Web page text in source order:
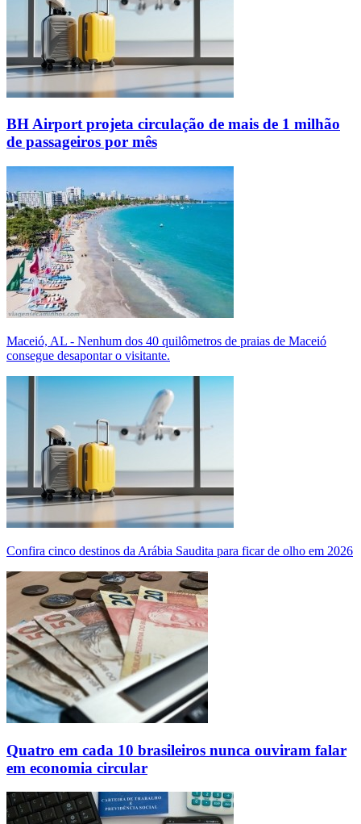
BH Airport projeta circulação de mais de 1 milhão
de passageiros por mês
Maceió, AL - Nenhum dos 40 quilômetros de praias de Maceió
consegue desapontar o visitante.
Confira cinco destinos da Arábia Saudita para ficar de olho em 2026
Quatro em cada 10 brasileiros nunca ouviram falar
em economia circular